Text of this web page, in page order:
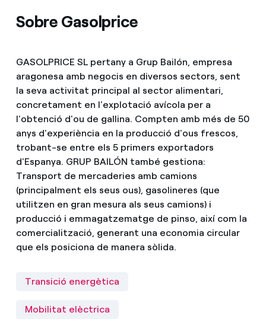
Sobre Gasolprice
GASOLPRICE SL pertany a Grup Bailón, empresa
aragonesa amb negocis en diversos sectors, sent
la seva activitat principal al sector alimentari,
concretament en l'explotació avícola per a
l'obtenció d'ou de gallina. Compten amb més de 50
anys d'experiència en la producció d'ous frescos,
trobant-se entre els 5 primers exportadors
d'Espanya. GRUP BAILÓN també gestiona:
Transport de mercaderies amb camions
(principalment els seus ous), gasolineres (que
utilitzen en gran mesura als seus camions) i
producció i emmagatzematge de pinso, així com la
comercialització, generant una economia circular
que els posiciona de manera sòlida.
Transició energètica
Mobilitat elèctrica